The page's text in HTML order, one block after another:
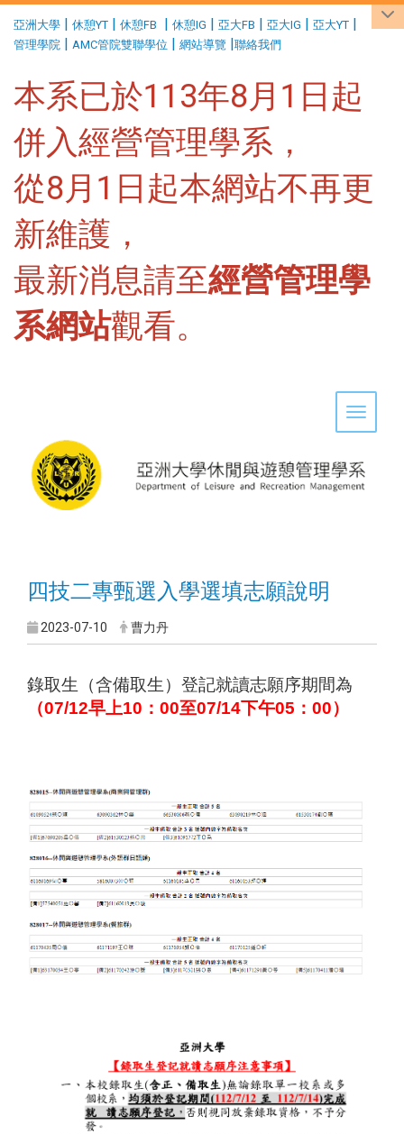
亞洲大學 | 休憩YT | 休憩FB | 休憩IG | 亞大FB | 亞大IG | 亞大YT |
管理學院 | AMC管院雙聯學位 | 網站導覽 |聯絡我們
本系已於113年8月1日起
併入經營管理學系，
從8月1日起本網站不再更
新維護，
最新消息請至經營管理學
系網站觀看。
Toggle
四技二專甄選入學選填志願說明
2023-07-10 曹力丹
錄取生（含備取生）登記就讀志願序期間為
（07/12早上10：00至07/14下午05：00）